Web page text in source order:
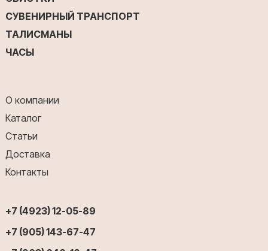
СУВЕНИРНЫЙ ТРАНСПОРТ
ТАЛИСМАНЫ
ЧАСЫ
О компании
Каталог
Статьи
Доставка
Контакты
+7 (4923) 12-05-89
+7 (905) 143-67-47